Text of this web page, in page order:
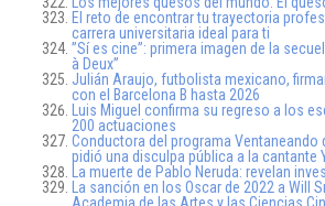
El reto de encontrar tu trayectoria
carrera universitaria ideal para ti
”Sí es cine”: primera imagen de la
à Deux”
Julián Araujo, futbolista mexicano,
con el Barcelona B hasta 2026
Luis Miguel confirma su regreso a los
200 actuaciones
Conductora del programa Ventaneando
pidió una disculpa pública a la cantante
La muerte de Pablo Neruda: revelan
La sanción en los Oscar de 2022 a Will